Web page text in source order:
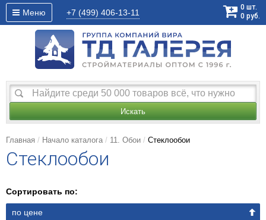
Меню +7 (499) 406-13-11
0 шт.
0 руб.
Искать
Главная Начало каталога 11. Обои Стеклообои
Стеклообои
Сортировать по:
по цене